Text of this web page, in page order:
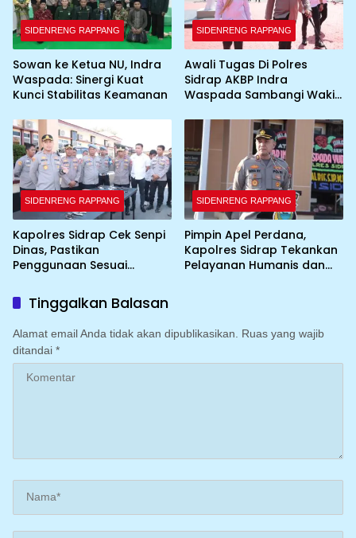
SIDENRENG RAPPANG
Sowan ke Ketua NU, Indra
Waspada: Sinergi Kuat
Kunci Stabilitas Keamanan
SIDENRENG RAPPANG
Awali Tugas Di Polres
Sidrap AKBP Indra
Waspada Sambangi Wakil
SIDENRENG RAPPANG
Kapolres Sidrap Cek Senpi
Dinas, Pastikan
Penggunaan Sesuai
SIDENRENG RAPPANG
Pimpin Apel Perdana,
Kapolres Sidrap Tekankan
Pelayanan Humanis dan
Tinggalkan Balasan
Alamat email Anda tidak akan dipublikasikan.
Ruas yang wajib
ditandai *